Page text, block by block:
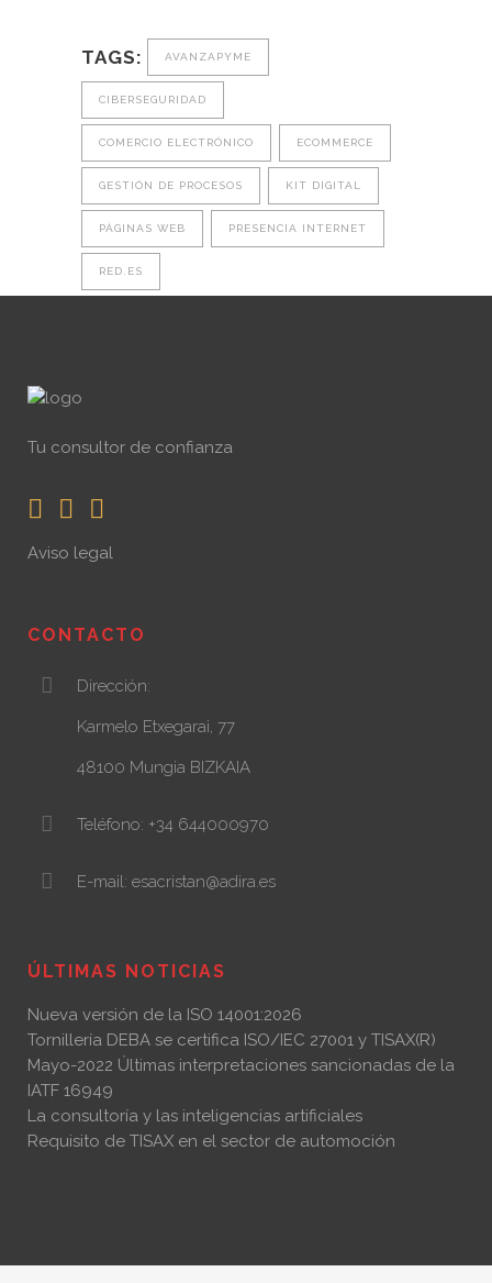
TAGS: AVANZAPYME
CIBERSEGURIDAD
COMERCIO ELECTRÓNICO ECOMMERCE
GESTIÓN DE PROCESOS KIT DIGITAL
PÁGINAS WEB PRESENCIA INTERNET
RED.ES
Tu consultor de confianza
Aviso legal
CONTACTO
Dirección:
Karmelo Etxegarai, 77
48100 Mungia BIZKAIA
Teléfono: +34 644000970
E-mail: esacristan@adira.es
ÚLTIMAS NOTICIAS
Nueva versión de la ISO 14001:2026
Tornillería DEBA se certifica ISO/IEC 27001 y TISAX(R)
Mayo-2022 Últimas interpretaciones sancionadas de la
IATF 16949
La consultoría y las inteligencias artificiales
Requisito de TISAX en el sector de automoción